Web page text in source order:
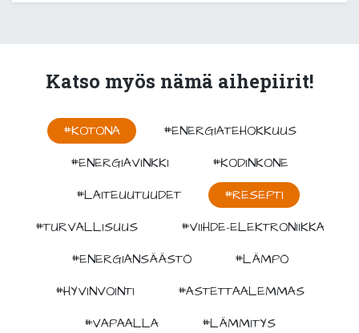
Katso myös nämä aihepiirit!
#KOTONA
#ENERGIATEHOKKUUS
#ENERGIAVINKKI
#KODINKONE
#LAITEUUTUUDET
#RESEPTI
#TURVALLISUUS
#VIIHDE-ELEKTRONIIKKA
#ENERGIANSÄÄSTÖ
#LÄMPÖ
#HYVINVOINTI
#ASTETTAALEMMAS
#VAPAALLA
#LÄMMITYS